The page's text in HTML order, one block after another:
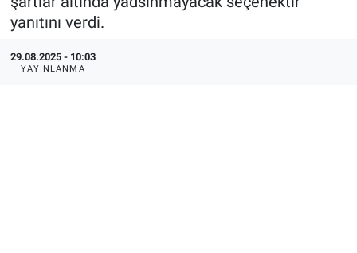
yanıtını verdi.
29.08.2025 - 10:03
YAYINLANMA